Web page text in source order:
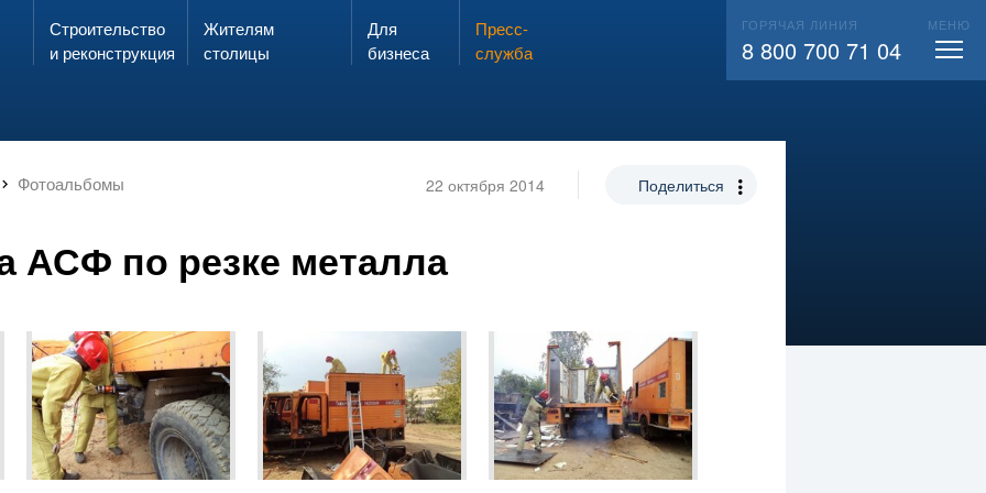
Запах газа?
ЗВОНИ 104 ВЫЗВАТЬ СЛЕСАРЯ
Строительство
и реконструкция
Жителям
столицы
Для
бизнеса
Пресс-
служба
ГОРЯЧАЯ ЛИНИЯ
8 800 700 71 04
МЕНЮ
Фотоальбомы 22 октября 2014 Поделиться
АСФ по резке металла